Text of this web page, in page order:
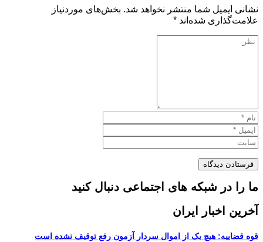
نشانی ایمیل شما منتشر نخواهد شد. بخش‌های موردنیاز
علامت‌گذاری شده‌اند *
ما را در شبکه های اجتماعی دنبال کنید
آخرین اخبار ایران
قوه قضاییه: هیچ یک از اموال سردار آزمون رفع توقیف نشده است